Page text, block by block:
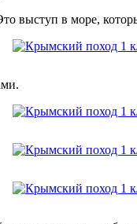
выступ в море,